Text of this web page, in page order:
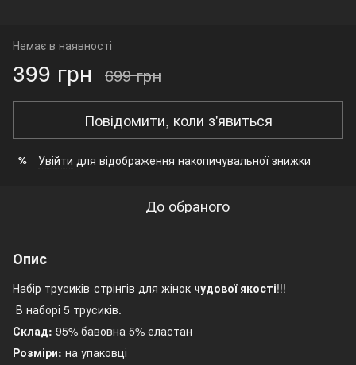
Немає в наявності
399 грн 699 грн
Повідомити, коли з'явиться
% Увійти для відображення накопичувальної знижки
До обраного
Опис
Набір трусиків-стрінгів для жінок чудової якості!!!
В наборі 5 трусиків.
Склад: 95% бавовна 5% еластан
Розміри: на упаковці